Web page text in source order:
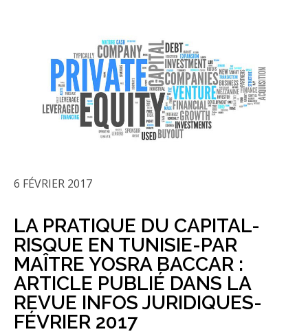
6 FÉVRIER 2017
LA PRATIQUE DU CAPITAL-
RISQUE EN TUNISIE-PAR
MAÎTRE YOSRA BACCAR :
ARTICLE PUBLIÉ DANS LA
REVUE INFOS JURIDIQUES-
FÉVRIER 2017